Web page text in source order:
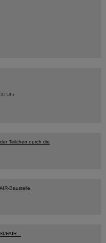
Uhr
Teilchen durch die
Baustelle
FAIR –